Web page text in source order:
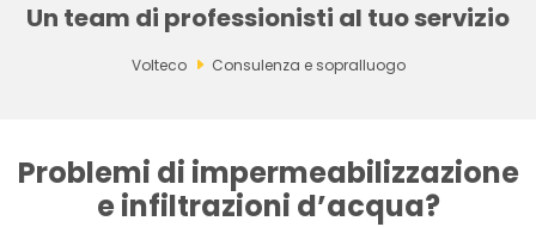
Un team di professionisti al tuo servizio
Volteco Consulenza e sopralluogo
Problemi di impermeabilizzazione
e infiltrazioni d’acqua?